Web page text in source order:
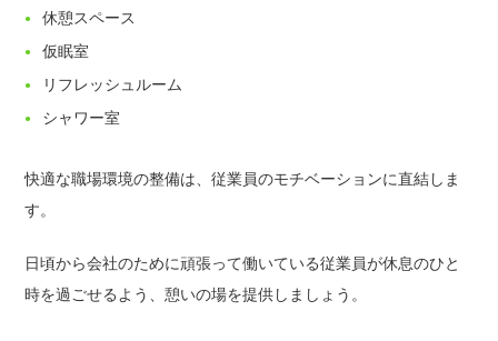
休憩スペース
仮眠室
リフレッシュルーム
シャワー室
快適な職場環境の整備は、従業員のモチベーションに直結しま
す。
日頃から会社のために頑張って働いている従業員が休息のひと
時を過ごせるよう、憩いの場を提供しましょう。